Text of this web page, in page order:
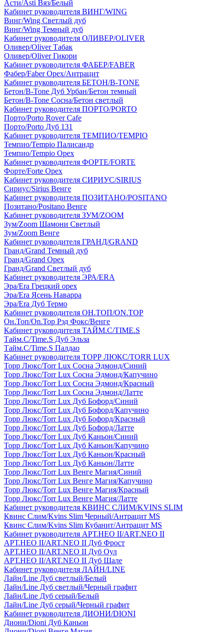
Асти/Asti Вяз/Белый
Кабинет руководителя ВИНГ/WING
Винг/Wing Светлый дуб
Винг/Wing Темный дуб
Кабинет руководителя ОЛИВЕР/OLIVER
Оливер/Oliver Табак
Оливер/Oliver Гикори
Кабинет руководителя ФАБЕР/FABER
Фабер/Faber Орех/Антрацит
Кабинет руководителя БЕТОН/B-TONE
Бетон/B-Tone Дуб Урбан/Бетон темный
Бетон/B-Tone Сосна/Бетон светлый
Кабинет руководителя ПОРТО/PORTO
Порто/Porto Rover Cafe
Порто/Porto Дуб 131
Кабинет руководителя ТЕМПИО/TEMPIO
Темпио/Tempio Палисандр
Темпио/Tempio Орех
Кабинет руководителя ФОРТЕ/FORTE
Форте/Forte Орех
Кабинет руководителя СИРИУС/SIRIUS
Сириус/Sirius Венге
Кабинет руководителя ПОЗИТАНО/POSITANO
Позитано/Positano Венге
Кабинет руководителя ЗУМ/ZOOM
Зум/Zoom Шамони Светлый
Зум/Zoom Венге
Кабинет руководителя ГРАНД/GRAND
Гранд/Grand Темный дуб
Гранд/Grand Орех
Гранд/Grand Светлый дуб
Кабинет руководителя ЭРА/ERA
Эра/Era Грецкий орех
Эра/Era Ясень Наварра
Эра/Era Дуб Термо
Кабинет руководителя ОН.ТОП/ON.TOP
Он.Топ/On.Top Рэд Фокс/Венге
Кабинет руководителя ТАЙМ.С/TIME.S
Тайм.С/Time.S Дуб Эльза
Тайм.С/Time.S Палдао
Кабинет руководителя ТОРР ЛЮКС/TORR LUX
Торр Люкс/Torr Lux Сосна Эдмонд/Синий
Торр Люкс/Torr Lux Сосна Эдмонд/Капучино
Торр Люкс/Torr Lux Сосна Эдмонд/Красный
Торр Люкс/Torr Lux Сосна Эдмонд/Латте
Торр Люкс/Torr Lux Дуб Бофорд/Синий
Торр Люкс/Torr Lux Дуб Бофорд/Капучино
Торр Люкс/Torr Lux Дуб Бофорд/Красный
Торр Люкс/Torr Lux Дуб Бофорд/Латте
Торр Люкс/Torr Lux Дуб Каньон/Синий
Торр Люкс/Torr Lux Дуб Каньон/Капучино
Торр Люкс/Torr Lux Дуб Каньон/Красный
Торр Люкс/Torr Lux Дуб Каньон/Латте
Торр Люкс/Torr Lux Венге Магия/Синий
Торр Люкс/Torr Lux Венге Магия/Капучино
Торр Люкс/Torr Lux Венге Магия/Красный
Торр Люкс/Torr Lux Венге Магия/Латте
Кабинет руководителя КВИНС СЛИМ/KVINS SLIM
Квинс Слим/Kvins Slim Черный/Антрацит MS
Квинс Слим/Kvins Slim Кубанит/Антрацит MS
Кабинет руководителя АРТ.НЕО II/ART.NEO II
АРТ.НЕО II/ART.NEO II Дуб Фрост
АРТ.НЕО II/ART.NEO II Дуб Оул
АРТ.НЕО II/ART.NEO II Дуб Шале
Кабинет руководителя ЛАЙН/LINE
Лайн/Line Дуб светлый/Белый
Лайн/Line Дуб светлый/Черный графит
Лайн/Line Дуб серый/Белый
Лайн/Line Дуб серый/Черный графит
Кабинет руководителя ДИОНИ/DIONI
Диони/Dioni Дуб Каньон